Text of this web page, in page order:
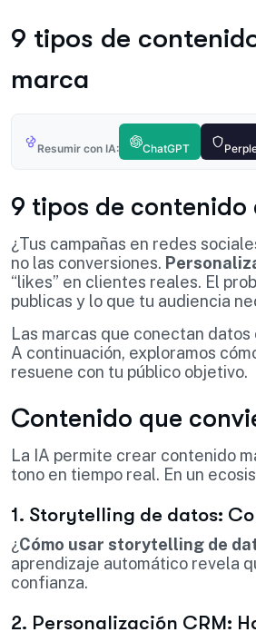
9 tipos de
marca
Resumir con IA: ChatGPT
9 tipos de
¿Tus campañas en redes
no las conversiones.
“likes” en clientes reales. El
publicas y lo que tu audiencia
Las marcas que conectan
A continuación, exploramos
resuene con tu público objetivo.
Contenido que
La IA permite crear contenido
tono en tiempo real. En un
1. Storytelling de datos:
¿Cómo usar storytelling de
aprendizaje automático revela
confianza.
2. Personalización CRM: